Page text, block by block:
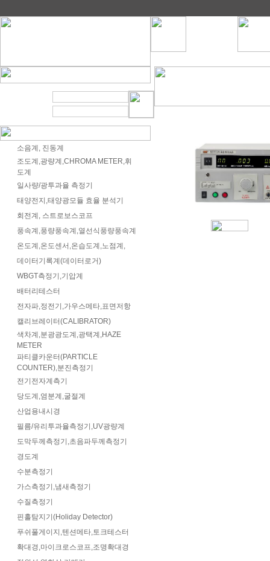
소음계, 진동계
조도계,광량계,CHROMA METER,휘
도계
일사량/광투과율 측정기
태양전지,태양광모듈 효율 분석기
회전계, 스트로보스코프
풍속계,풍량풍속계,열선식풍량풍속계
온도계,온도센서,온습도계,노점계,
데이터기록계(데이터로거)
WBGT측정기,기압계
배터리테스터
전자파,정전기,가우스메타,표면저항
캘리브레이터(CALIBRATOR)
색차계,분광광도계,광택계,HAZE
METER
파티클카운터(PARTICLE
COUNTER),분진측정기
전기전자계측기
당도계,염분계,굴절계
산업용내시경
필름/유리투과율측정기,UV광량계
도막두께측정기,초음파두께측정기
경도계
수분측정기
가스측정기,냄새측정기
수질측정기
핀홀탐지기(Holiday Detector)
푸쉬풀게이지,텐션메타,토크테스터
확대경,마이크로스코프,조명확대경